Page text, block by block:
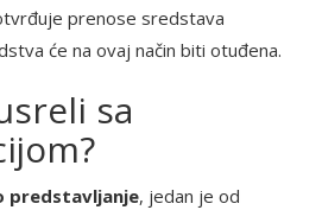
prenose sredstava
će na ovaj način biti otuđena.
sa
predstavljanje, jedan je od